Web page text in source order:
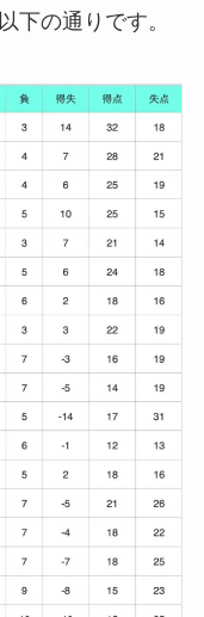
下の通りです。